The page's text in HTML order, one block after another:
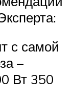
с самой
–
Вт 350